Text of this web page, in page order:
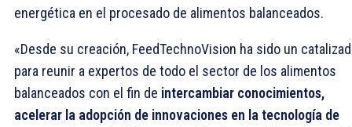
energética en el procesado de alimentos balanceados.
«Desde su creación, FeedTechnoVision ha sido un
para reunir a expertos de todo el sector de los alimentos
balanceados con el fin de intercambiar conocimientos,
acelerar la adopción de innovaciones en la tecnología de